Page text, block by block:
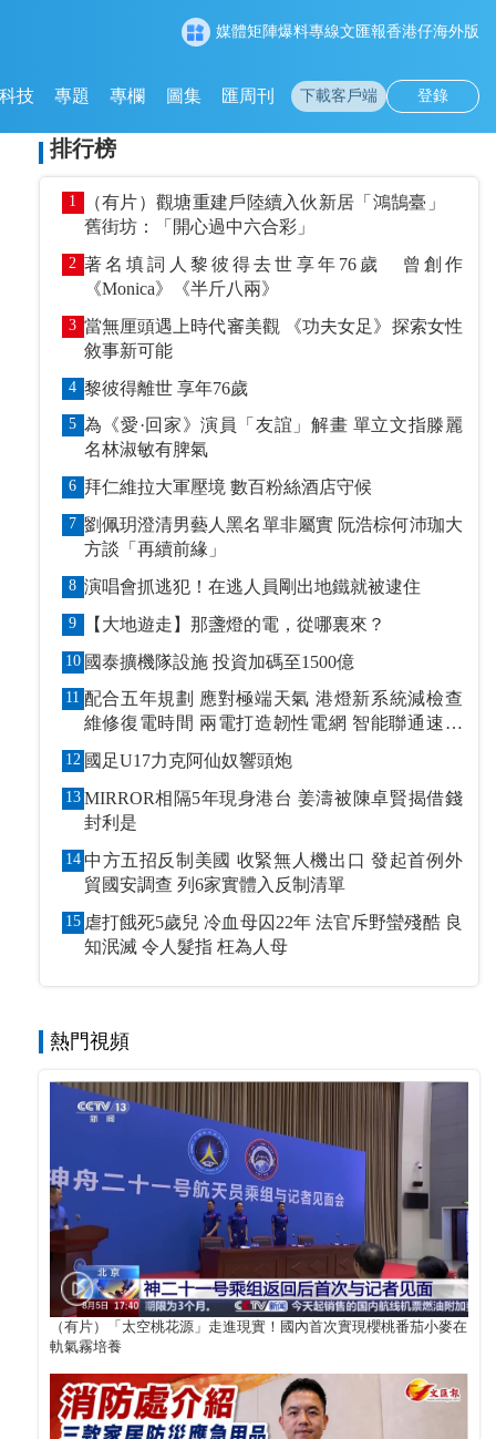
媒體矩陣爆料專線文匯報香港仔海外版
技 專題 專欄 圖集 匯周刊 下載客戶端 登錄
排行榜
1
（有片）觀塘重建戶陸續入伙新居「鴻鵠臺」
舊街坊：「開心過中六合彩」
2 著名填詞人黎彼得去世享年76歲 曾創作
《Monica》《半斤八兩》
3 當無厘頭遇上時代審美觀 《功夫女足》探索女性
敘事新可能
4 黎彼得離世 享年76歲
5 為《愛·回家》演員「友誼」解畫 單立文指滕麗
名林淑敏有脾氣
6 拜仁維拉大軍壓境 數百粉絲酒店守候
7 劉佩玥澄清男藝人黑名單非屬實 阮浩棕何沛珈大
方談「再續前緣」
8 演唱會抓逃犯！在逃人員剛出地鐵就被逮住
9 【大地遊走】那盞燈的電，從哪裏來？
10 國泰擴機隊設施 投資加碼至1500億
11 配合五年規劃 應對極端天氣 港燈新系統減檢查
維修復電時間 兩電打造韌性電網 智能聯通速應
萬變
12 國足U17力克阿仙奴響頭炮
13 MIRROR相隔5年現身港台 姜濤被陳卓賢揭借錢
封利是
14 中方五招反制美國 收緊無人機出口 發起首例外
貿國安調查 列6家實體入反制清單
15 虐打餓死5歲兒 冷血母囚22年 法官斥野蠻殘酷 良
知泯滅 令人髮指 枉為人母
熱門視頻
（有片）「太空桃花源」走進現實！國內首次實現櫻桃番茄小麥在
軌氣霧培養